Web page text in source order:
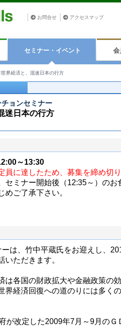
お問合せ アクセスマップ
セミナー・イベント 会
界経済と、混迷日本の行方
ョンセミナー
迷日本の行方
～13:30
員に達したため、募集を締め切
セミナー開始後（12:35～）のお
めご了承下さい。
は、竹中平蔵氏をお迎えし、
いただきます。
は各国の財政拡大や金融政策の
界経済回復への道のりには多く
が改定した2009年7月～9月のＧ